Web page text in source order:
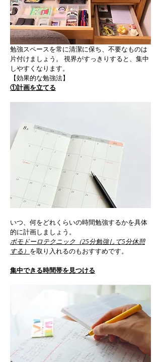
勉強スペースを常に清潔に保ち、不要なものは
片付けましょう。 視界がすっきりすると、集中
しやすくなります。
【効果的な勉強法】
①計画を立てる
いつ、何をどれくらいの時間勉強するかを具体
的に計画しましょう。
ポモドーロテクニック（25分勉強して5分休憩
する） を取り入れるのもおすすめです。
集中できる時間帯を見つける